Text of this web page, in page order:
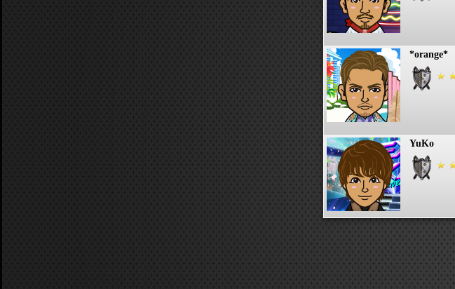
*orange*
YuKo